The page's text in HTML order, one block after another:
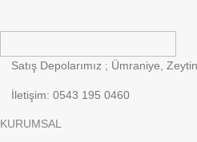
Satış Depolarımız ; Ümraniye,
İletişim: 0543 195 0460
KURUMSAL